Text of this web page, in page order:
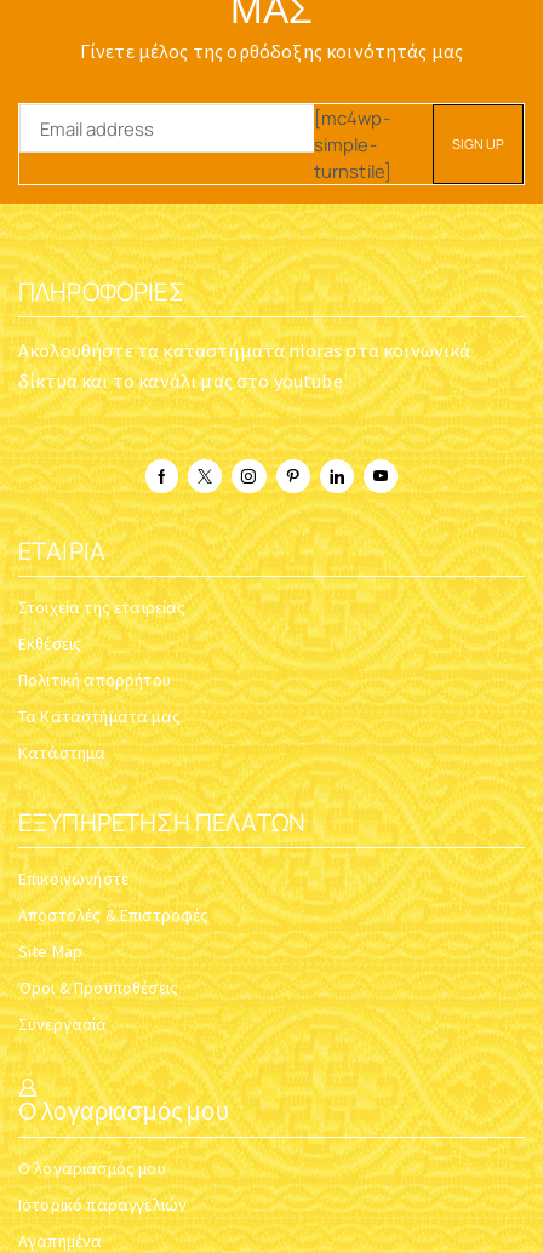
ΜΑΣ
Γίνετε μέλος της ορθόδοξης κοινότητάς μας
[mc4wp-
simple-
turnstile]
ΠΛΗΡΟΦΟΡΊΕΣ
Ακολουθήστε τα καταστήματα nioras στα κοινωνικά
δίκτυα και το κανάλι μας στο youtube
ΕΤΑΙΡΊΑ
Στοιχεία της εταιρείας
Εκθέσεις
Πολιτική απορρήτου
Τα Καταστήματα μας
Κατάστημα
ΕΞΥΠΗΡΈΤΗΣΗ ΠΕΛΑΤΏΝ
Επικοινωνήστε
Αποστολές & Επιστροφές
Site Map
Όροι & Προϋποθέσεις
Συνεργασία
Ο λογαριασμός μου
Ο λογαριασμός μου
Ιστορικό παραγγελιών
Αγαπημένα